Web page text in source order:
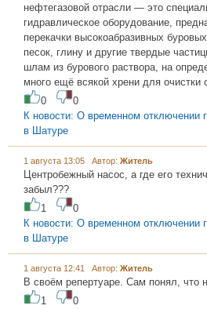
нефтегазовой отрасли — это
гидравлическое оборудование,
перекачки высокоабразивных
песок, глину и другие твердые
шлам из бурового раствора, на
много ещё всякой хрени для очистки
0
0
К новости: О временном отключении
в Шатуре
1 августа 13:05 Автор: Житель
Центробежный насос, а где его
забыл???
1
0
К новости: О временном отключении
в Шатуре
1 августа 12:41 Автор: Житель
В своём репертуаре. Сам понял, что
1
0